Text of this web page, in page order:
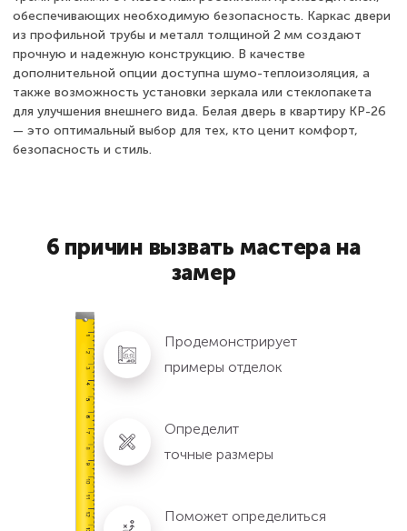
обеспечивающих необходимую безопасность. Каркас двери
из профильной трубы и металл толщиной 2 мм создают
прочную и надежную конструкцию. В качестве
дополнительной опции доступна шумо-теплоизоляция, а
также возможность установки зеркала или стеклопакета
для улучшения внешнего вида. Белая дверь в квартиру КР-26
— это оптимальный выбор для тех, кто ценит комфорт,
безопасность и стиль.
6 причин вызвать мастера на
замер
Продемонстрирует
примеры отделок
Определит
точные размеры
Поможет определиться